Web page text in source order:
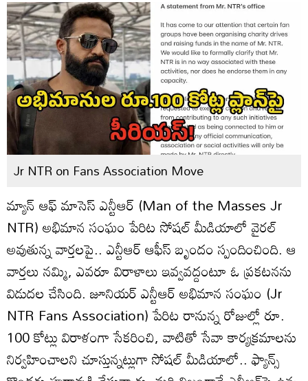
Jr NTR on Fans Association Move
మ్యాన్ ఆఫ్ మాసెస్ ఎన్టీఆర్ (Man of the Masses Jr
NTR) అభిమాన సంఘం పేరిట సోషల్ మీడియాలో వైరల్
అవుతున్న వార్తలపై.. ఎన్టీఆర్ ఆఫీస్ బృందం స్పందించింది. ఆ
వార్తలు నమ్మి, ఎవరూ విరాళాలు ఇవ్వవద్దంటూ ఓ ప్రకటనను
విడుదల చేసింది. జూనియర్ ఎన్టీఆర్ అభిమాన సంఘం (Jr
NTR Fans Association) పేరిట రానున్న రోజుల్లో రూ.
100 కోట్లు విరాళంగా సేకరించి, వాటితో సేవా కార్యక్రమాలను
నిర్వహించాలని చూస్తున్నట్లుగా సోషల్ మీడియాలో.. ఫ్యాన్స్